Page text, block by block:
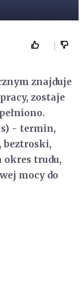
znajduje
zostaje
- termin,
beztroski,
okres trudu,
mocy do